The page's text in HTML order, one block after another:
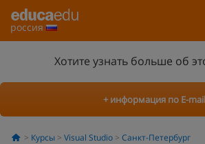
россия
Хотите узнать больше об
+ информация по E-mail
Курсы Visual Studio Санкт-Петербург